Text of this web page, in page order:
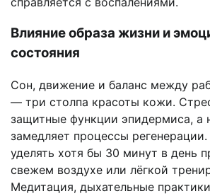
Влияние образа жизни и
состояния
Сон, движение и баланс между
— три столпа красоты кожи.
защитные функции эпидермиса, а
замедляет процессы
уделять хотя бы 30 минут в день
свежем воздухе или лёгкой
Медитация, дыхательные